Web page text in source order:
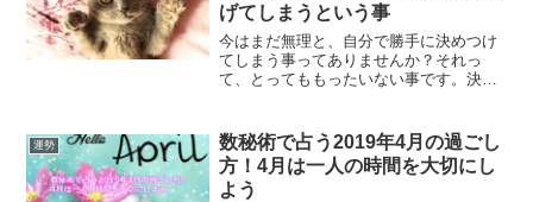
げてしまうという事
今はまだ無理と、自分で勝手に決めつけ
てしまう事ってありませんか？それっ
て、とってももったいない事です。決め
しまうにはどうしたらいいのかについ
て、解説していきます。
運勢
数秘術で占う2019年4月の過ごし
方！4月は一人の時間を大切にし
よう